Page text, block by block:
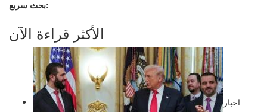
بحث سريع:
الأكثر قراءة الآن
اخبار